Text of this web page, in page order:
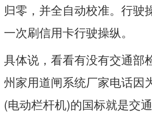
归零，并全自动校准。行驶
一次刷信用卡行驶操纵。
具体说，看看有没有交通部
州家用道闸系统厂家电话因
(电动栏杆机)的国标就是交